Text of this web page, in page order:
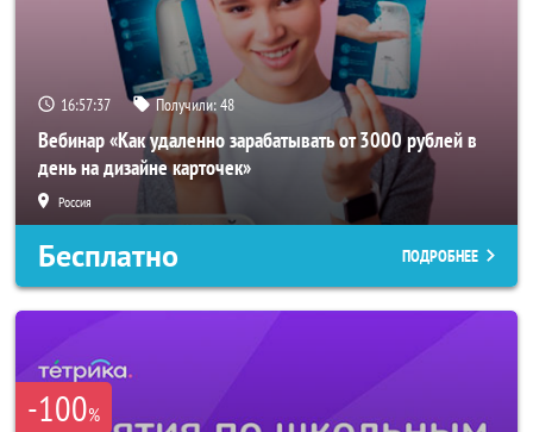
16:57:34 Получили:48
Вебинар «Как удаленно зарабатывать от 3000 рублей в
день на дизайне карточек»
Россия
Бесплатно ПОДРОБНЕЕ
-100%